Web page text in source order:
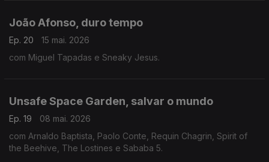
João Afonso, duro tempo
Ep. 20
15 mai. 2026
com Miguel Tapadas e Sneaky Jesus.
Unsafe Space Garden, salvar o mundo
Ep. 19
08 mai. 2026
com Arnaldo Baptista, Paolo Conte, Requin Chagrin, Spirit of
the Beehive, The Lostines e Sababa 5.